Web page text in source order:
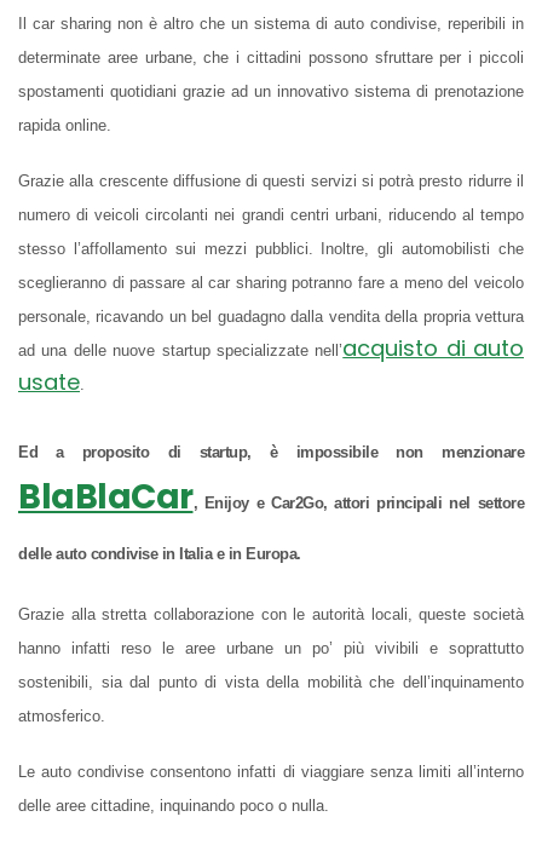
Il car sharing non è altro che un sistema di auto condivise, reperibili in
determinate aree urbane, che i cittadini possono sfruttare per i piccoli
spostamenti quotidiani grazie ad un innovativo sistema di prenotazione
rapida online.
Grazie alla crescente diffusione di questi servizi si potrà presto ridurre il
numero di veicoli circolanti nei grandi centri urbani, riducendo al tempo
stesso l’affollamento sui mezzi pubblici. Inoltre, gli automobilisti che
sceglieranno di passare al car sharing potranno fare a meno del veicolo
personale, ricavando un bel guadagno dalla vendita della propria vettura
ad una delle nuove startup specializzate nell’acquisto di auto
usate.
Ed a proposito di startup, è impossibile non menzionare
BlaBlaCar, Enijoy e Car2Go, attori principali nel settore
delle auto condivise in Italia e in Europa.
Grazie alla stretta collaborazione con le autorità locali, queste società
hanno infatti reso le aree urbane un po’ più vivibili e soprattutto
sostenibili, sia dal punto di vista della mobilità che dell’inquinamento
atmosferico.
Le auto condivise consentono infatti di viaggiare senza limiti all’interno
delle aree cittadine, inquinando poco o nulla.